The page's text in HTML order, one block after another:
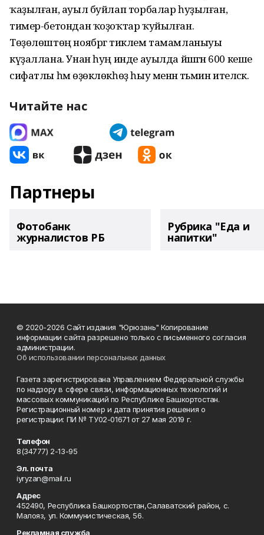
ҡаҙылған, ауыл буйлап торбалар һуҙылған,
тимер-бетондан ҡоҙоҡтар ҡуйылған.
Төҙөлөштөң ноябргә тиклем тамамланыуы
күҙаллана. Унан һуң инде ауылда йәшәгән 600 кеше
сифатлы һәм өҙөклөкһөҙ һыу менән тәьмин ителәсәк.
Читайте нас
Партнеры
Фотобанк
журналистов РБ
Рубрика "Еда и
напитки"
© 2020-2026 Сайт издания "Юрюзань" Копирование
информации сайта разрешено только с письменного согласия
администрации.
Об использовании персональных данных
Газета зарегистрирована Управлением Федеральной службы
по надзору в сфере связи, информационных технологий и
массовых коммуникаций по Республике Башкортостан.
Регистрационный номер и дата принятия решения о
регистрации: ПИ № ТУ02-01671 от 27 мая 2019 г.
Телефон
8(34777) 2-13-95
Эл. почта
iyryzan@mail.ru
Адрес
452490, Республика Башкортостан,Салаватский район, с.
Малояз, ул. Коммунистическая, 56.
Рекламная служба